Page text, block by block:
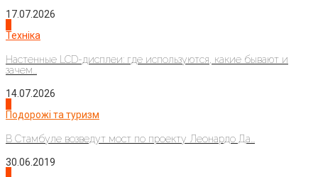
17.07.2026
Техніка
Настенные LCD-дисплеи: где используются, какие бывают и
зачем...
14.07.2026
Подорожі та туризм
В Стамбуле возведут мост по проекту Леонардо Да...
30.06.2019